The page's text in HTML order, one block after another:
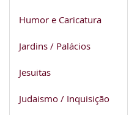
Humor e Caricatura
Jardins / Palácios
Jesuitas
Judaismo / Inquisição